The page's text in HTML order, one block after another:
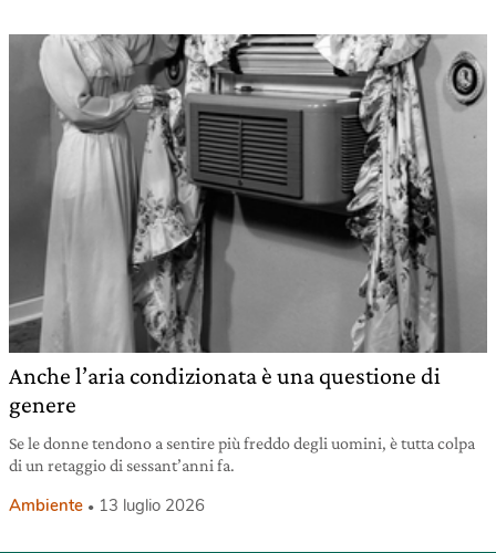
Anche l’aria condizionata è una questione di
genere
Se le donne tendono a sentire più freddo degli uomini, è tutta colpa
di un retaggio di sessant’anni fa.
Ambiente 13 luglio 2026